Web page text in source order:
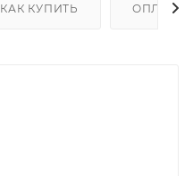
КАК КУПИТЬ ОПЛАТА